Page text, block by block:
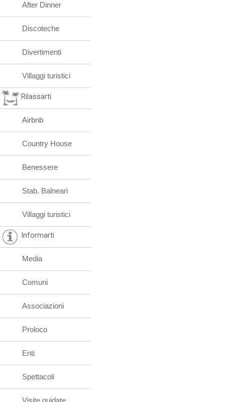
After Dinner
Discoteche
Divertimenti
Villaggi turistici
Rilassarti
Airbnb
Country House
Benessere
Stab. Balneari
Villaggi turistici
Informarti
Media
Comuni
Associazioni
Proloco
Enti
Spettacoli
Visite guidate